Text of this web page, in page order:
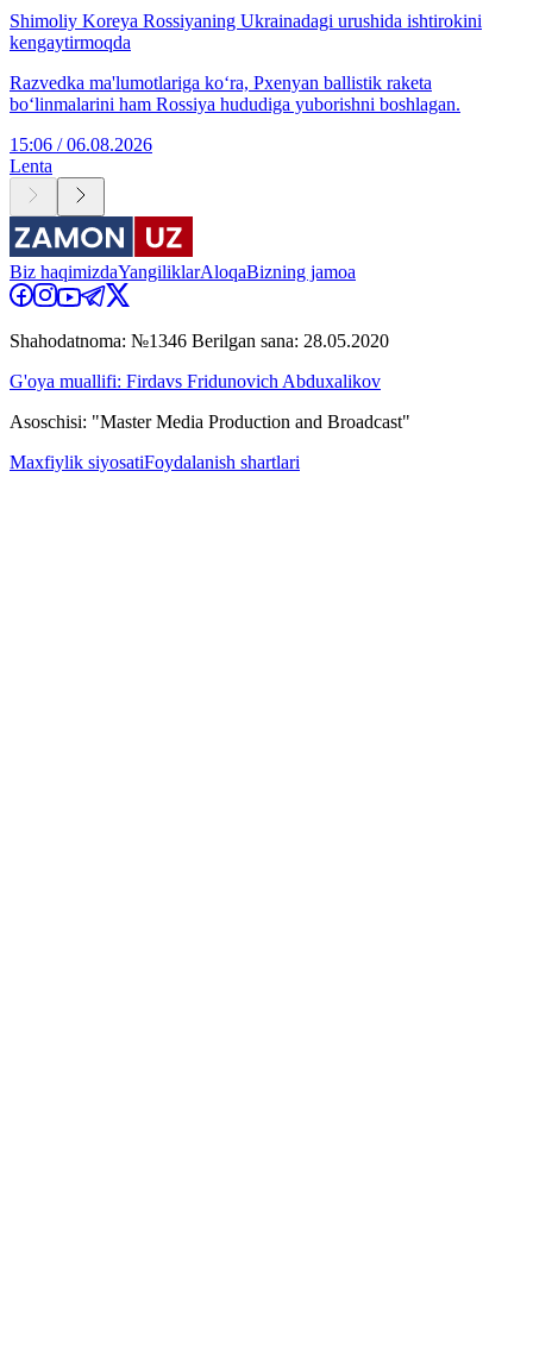
Shimoliy Koreya Rossiyaning Ukrainadagi urushida ishtirokini
kengaytirmoqda
Razvedka ma'lumotlariga ko‘ra, Pxenyan ballistik raketa
bo‘linmalarini ham Rossiya hududiga yuborishni boshlagan.
15:06 / 06.08.2026
Lenta
Biz haqimizdaYangiliklarAloqaBizning jamoa
Shahodatnoma: №1346 Berilgan sana: 28.05.2020
G'oya muallifi: Firdavs Fridunovich Abduxalikov
Asoschisi: "Master Media Production and Broadcast"
Maxfiylik siyosatiFoydalanish shartlari